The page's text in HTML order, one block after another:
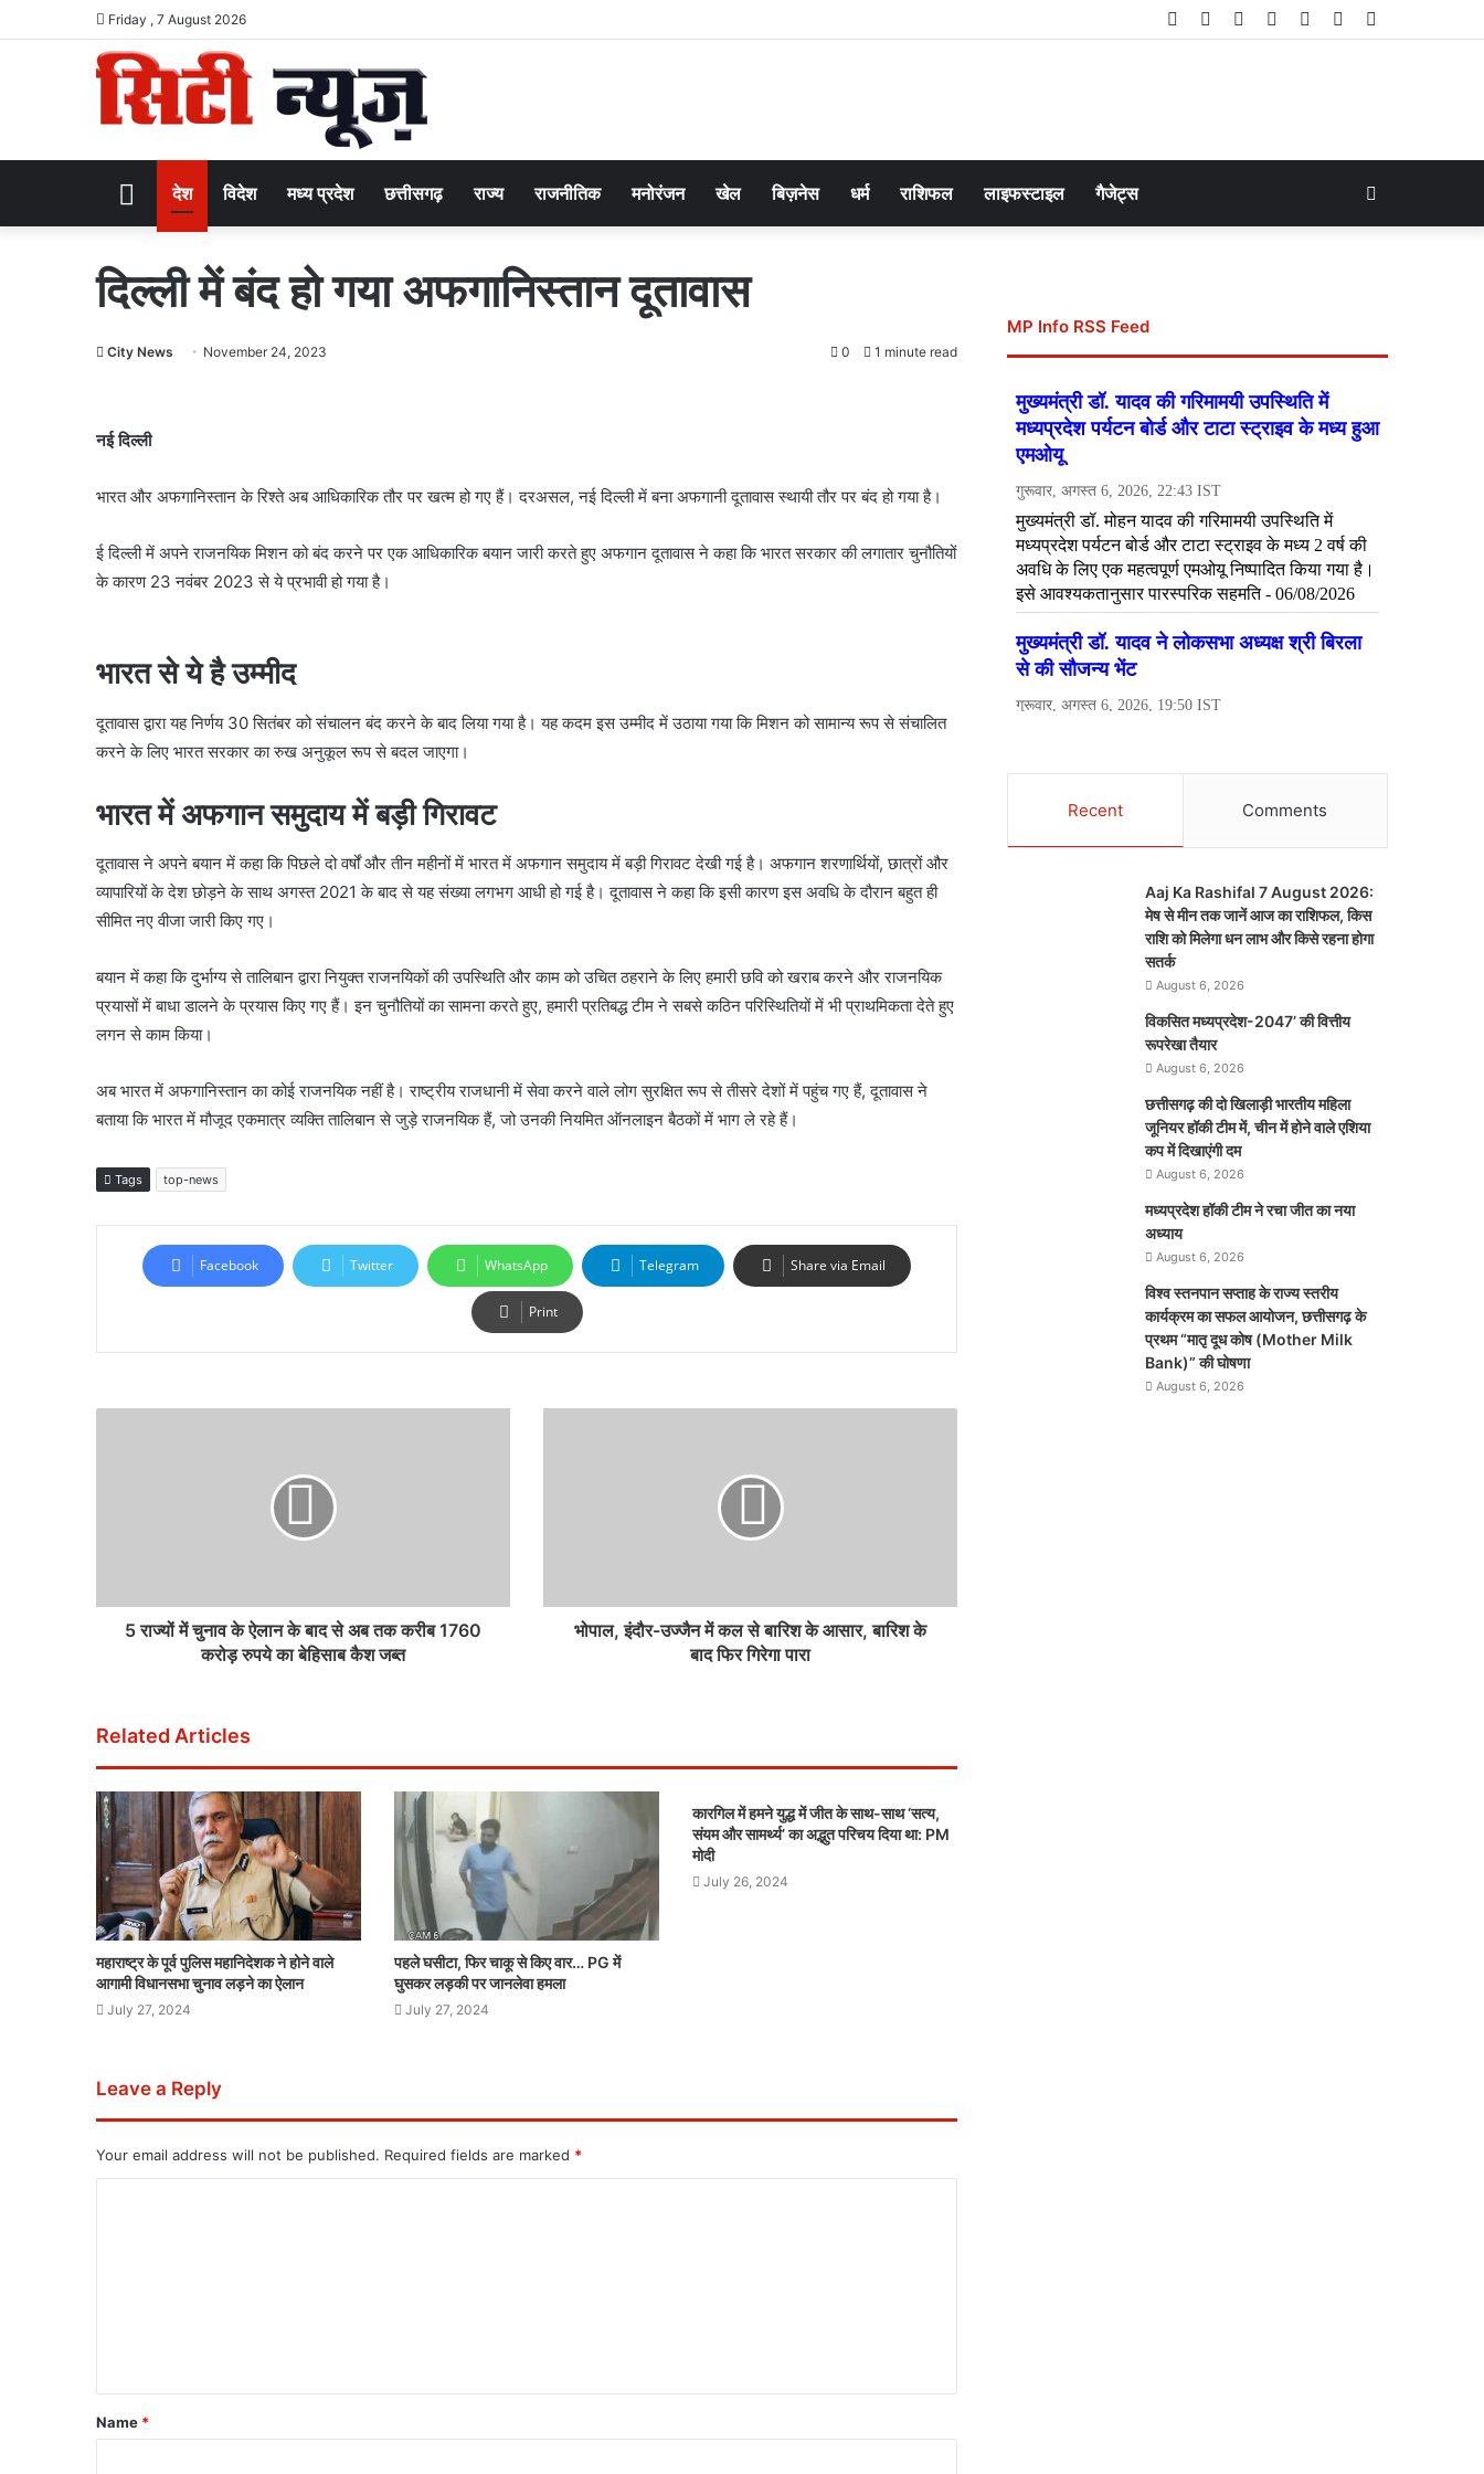
Friday , 7 August 2026 Telegram
Instagram
YouTube
LinkedIn
Twitter
Facebook
Homeदेश विदेश मध्य प्रदेश छत्तीसगढ़ राज्य राजनीतिक मनोरंजन खेल बिज़नेस धर्म राशिफल लाइफस्टाइल गैजेट्स
दिल्ली में बंद हो गया अफगानिस्तान दूतावास
City News November 24, 2023 0 1 minute read
नई दिल्ली
भारत और अफगानिस्तान के रिश्ते अब आधिकारिक तौर पर खत्म हो गए हैं। दरअसल, नई दिल्ली में बना अफगानी दूतावास स्थायी तौर पर बंद हो गया है।
ई दिल्ली में अपने राजनयिक मिशन को बंद करने पर एक आधिकारिक बयान जारी करते हुए अफगान दूतावास ने कहा कि भारत सरकार की लगातार चुनौतियों
के कारण 23 नवंबर 2023 से ये प्रभावी हो गया है।
भारत से ये है उम्मीद
दूतावास द्वारा यह निर्णय 30 सितंबर को संचालन बंद करने के बाद लिया गया है। यह कदम इस उम्मीद में उठाया गया कि मिशन को सामान्य रूप से संचालित
करने के लिए भारत सरकार का रुख अनुकूल रूप से बदल जाएगा।
भारत में अफगान समुदाय में बड़ी गिरावट
दूतावास ने अपने बयान में कहा कि पिछले दो वर्षों और तीन महीनों में भारत में अफगान समुदाय में बड़ी गिरावट देखी गई है। अफगान शरणार्थियों, छात्रों और
व्यापारियों के देश छोड़ने के साथ अगस्त 2021 के बाद से यह संख्या लगभग आधी हो गई है। दूतावास ने कहा कि इसी कारण इस अवधि के दौरान बहुत ही
सीमित नए वीजा जारी किए गए।
बयान में कहा कि दुर्भाग्य से तालिबान द्वारा नियुक्त राजनयिकों की उपस्थिति और काम को उचित ठहराने के लिए हमारी छवि को खराब करने और राजनयिक
प्रयासों में बाधा डालने के प्रयास किए गए हैं। इन चुनौतियों का सामना करते हुए, हमारी प्रतिबद्ध टीम ने सबसे कठिन परिस्थितियों में भी प्राथमिकता देते हुए
लगन से काम किया।
अब भारत में अफगानिस्तान का कोई राजनयिक नहीं है। राष्ट्रीय राजधानी में सेवा करने वाले लोग सुरक्षित रूप से तीसरे देशों में पहुंच गए हैं, दूतावास ने
बताया कि भारत में मौजूद एकमात्र व्यक्ति तालिबान से जुड़े राजनयिक हैं, जो उनकी नियमित ऑनलाइन बैठकों में भाग ले रहे हैं।
Tags top-news
Facebook Twitter WhatsApp Telegram Share via Email
Print
5 राज्यों में चुनाव के ऐलान के बाद से अब तक करीब 1760
करोड़ रुपये का बेहिसाब कैश जब्त
भोपाल, इंदौर-उज्जैन में कल से बारिश के आसार, बारिश के
बाद फिर गिरेगा पारा
Related Articles
महाराष्ट्र के पूर्व पुलिस महानिदेशक ने होने वाले
आगामी विधानसभा चुनाव लड़ने का ऐलान
July 27, 2024
पहले घसीटा, फिर चाकू से किए वार… PG में
घुसकर लड़की पर जानलेवा हमला
July 27, 2024
कारगिल में हमने युद्ध में जीत के साथ-साथ ‘सत्य,
संयम और सामर्थ्य’ का अद्भुत परिचय दिया था: PM
मोदी
July 26, 2024
Leave a Reply
Your email address will not be published. Required fields are marked *
Name *
MP Info RSS Feed
Recent Comments
Aaj Ka Rashifal 7 August 2026:
मेष से मीन तक जानें आज का राशिफल, किस
राशि को मिलेगा धन लाभ और किसे रहना होगा
सतर्क
August 6, 2026
विकसित मध्यप्रदेश-2047’ की वित्तीय
रूपरेखा तैयार
August 6, 2026
छत्तीसगढ़ की दो खिलाड़ी भारतीय महिला
जूनियर हॉकी टीम में, चीन में होने वाले एशिया
कप में दिखाएंगी दम
August 6, 2026
मध्यप्रदेश हॉकी टीम ने रचा जीत का नया
अध्याय
August 6, 2026
विश्व स्तनपान सप्ताह के राज्य स्तरीय
कार्यक्रम का सफल आयोजन, छत्तीसगढ़ के
प्रथम “मातृ दूध कोष (Mother Milk
Bank)” की घोषणा
August 6, 2026